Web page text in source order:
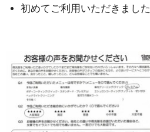
初めてご利用いただきました